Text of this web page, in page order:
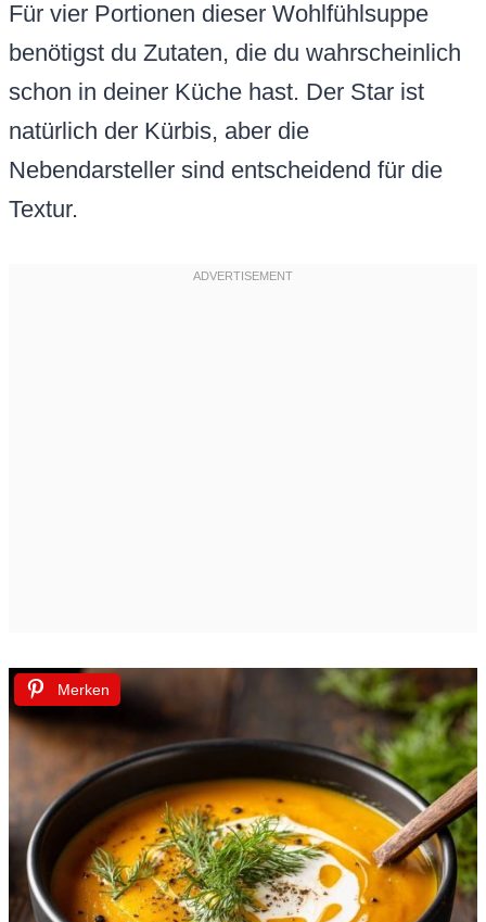
Für vier Portionen dieser Wohlfühlsuppe
benötigst du Zutaten, die du wahrscheinlich
schon in deiner Küche hast. Der Star ist
natürlich der Kürbis, aber die
Nebendarsteller sind entscheidend für die
Textur.
Merken